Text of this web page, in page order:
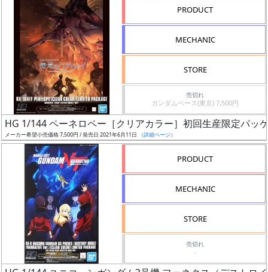
み
表
PRODUCT
MECHANIC
STORE
売切れ
ガンダムベース(東京) 7,500円
HG 1/144 ペーネロペー［クリアカラー］初回生産限定パッ
メーカー希望小売価格 7,500円 / 発売日 2021年6月11日 （詳細ページ）
PRODUCT
MECHANIC
STORE
売切れ
-